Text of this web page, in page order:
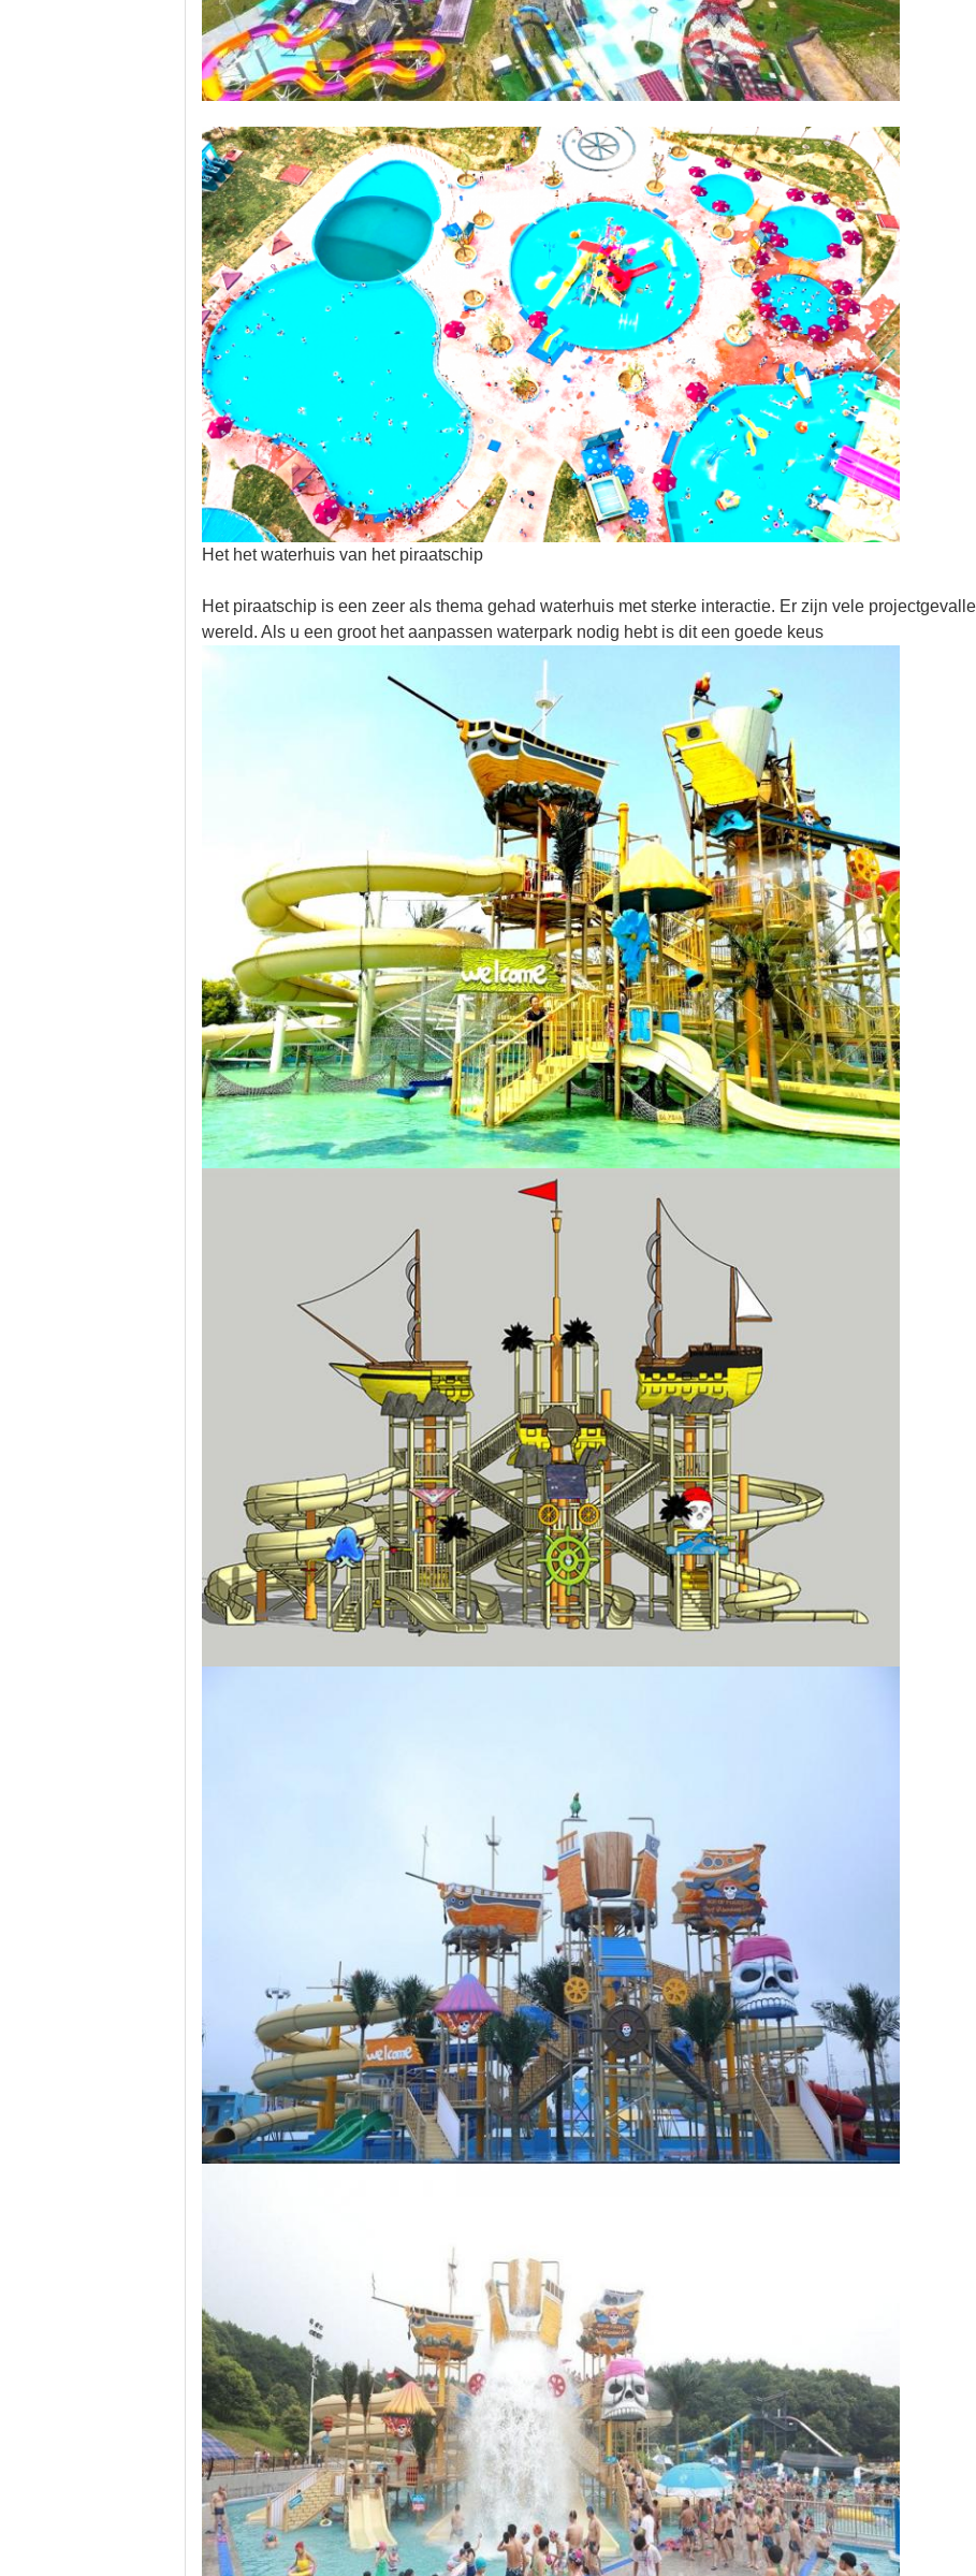
Laat een bericht achter
We bellen je snel terug!
VERZENDEN
Het het waterhuis van het piraatschip
Het piraatschip is een zeer als thema gehad waterhuis met sterke interactie. Er zijn vele
wereld. Als u een groot het aanpassen waterpark nodig hebt is dit een goede keus